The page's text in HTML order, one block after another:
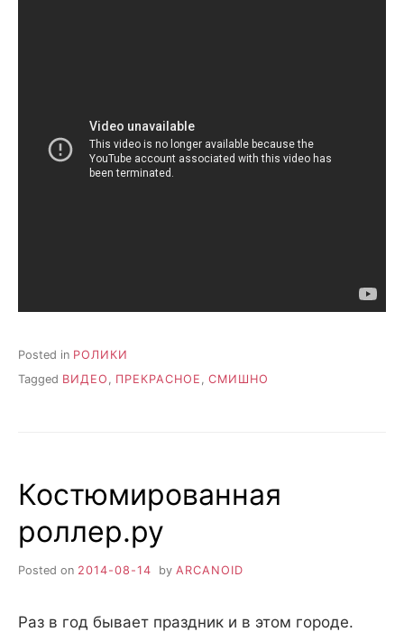
Posted in РОЛИКИ
Tagged ВИДЕО ПРЕКРАСНОЕ СМИШНО
Костюмированная
роллер.ру
Posted on 2014-08-14 by ARCANOID
Раз в год бывает праздник и в этом городе.